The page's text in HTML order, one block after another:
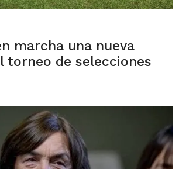
marcha una nueva
torneo de selecciones